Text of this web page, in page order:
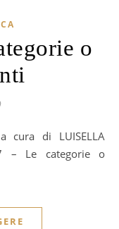
o
– Le categorie o